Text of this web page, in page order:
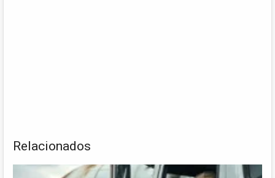
Relacionados